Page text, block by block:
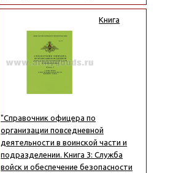
Книга
"Справочник офицера по
организации повседневной
деятельности в воинской части и
подразделении. Книга 3: Служба
войск и обеспечение безопасности